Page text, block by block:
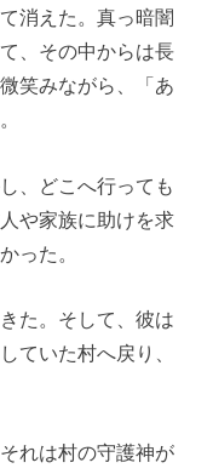
消えた。真っ暗闇
、その中からは長
笑みながら、「あ
、どこへ行っても
や家族に助けを求
った。
た。そして、彼は
ていた村へ戻り、
れは村の守護神が